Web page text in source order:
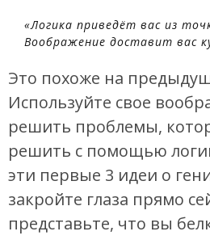
«Логика приведёт вас из
Воображение доставит вас
Это похоже на
Используйте свое
решить проблемы,
решить с помощью
эти первые 3 идеи о
закройте глаза прямо
представьте, что вы